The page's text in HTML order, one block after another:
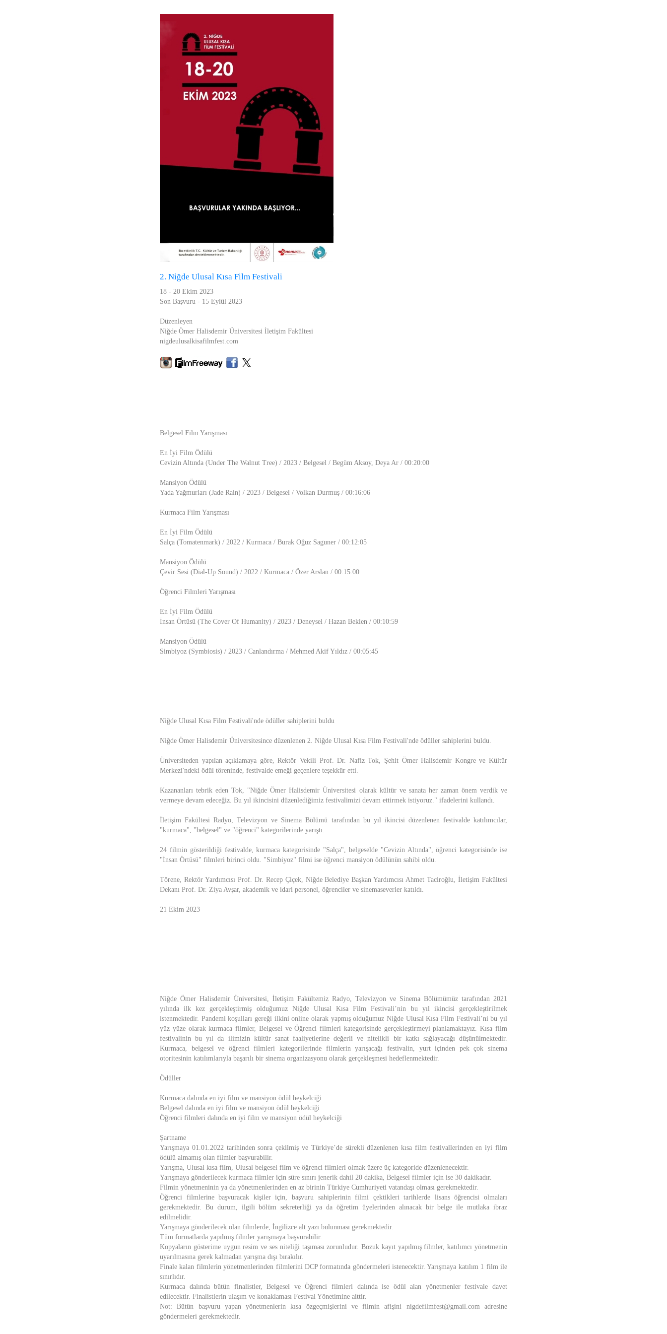
2. Niğde Ulusal Kısa Film Festivali
18 - 20 Ekim 2023
Son Başvuru - 15 Eylül 2023
Düzenleyen
Niğde Ömer Halisdemir Üniversitesi İletişim Fakültesi
nigdeulusalkisafilmfest.com
Belgesel Film Yarışması
En İyi Film Ödülü
Cevizin Altında (Under The Walnut Tree) / 2023 / Belgesel / Begüm Aksoy, Deya Ar / 00:20:00
Mansiyon Ödülü
Yada Yağmurları (Jade Rain) / 2023 / Belgesel / Volkan Durmuş / 00:16:06
Kurmaca Film Yarışması
En İyi Film Ödülü
Salça (Tomatenmark) / 2022 / Kurmaca / Burak Oğuz Saguner / 00:12:05
Mansiyon Ödülü
Çevir Sesi (Dial-Up Sound) / 2022 / Kurmaca / Özer Arslan / 00:15:00
Öğrenci Filmleri Yarışması
En İyi Film Ödülü
İnsan Örtüsü (The Cover Of Humanity) / 2023 / Deneysel / Hazan Beklen / 00:10:59
Mansiyon Ödülü
Simbiyoz (Symbiosis) / 2023 / Canlandırma / Mehmed Akif Yıldız / 00:05:45
Niğde Ulusal Kısa Film Festivali'nde ödüller sahiplerini buldu
Niğde Ömer Halisdemir Üniversitesince düzenlenen 2. Niğde Ulusal Kısa Film Festivali'nde ödüller sahiplerini buldu.
Üniversiteden yapılan açıklamaya göre, Rektör Vekili Prof. Dr. Nafiz Tok, Şehit Ömer Halisdemir Kongre ve Kültür
Merkezi'ndeki ödül töreninde, festivalde emeği geçenlere teşekkür etti.
Kazananları tebrik eden Tok, "Niğde Ömer Halisdemir Üniversitesi olarak kültür ve sanata her zaman önem verdik ve
vermeye devam edeceğiz. Bu yıl ikincisini düzenlediğimiz festivalimizi devam ettirmek istiyoruz." ifadelerini kullandı.
İletişim Fakültesi Radyo, Televizyon ve Sinema Bölümü tarafından bu yıl ikincisi düzenlenen festivalde katılımcılar,
"kurmaca", "belgesel" ve "öğrenci" kategorilerinde yarıştı.
24 filmin gösterildiği festivalde, kurmaca kategorisinde "Salça", belgeselde "Cevizin Altında", öğrenci kategorisinde ise
"İnsan Örtüsü" filmleri birinci oldu. "Simbiyoz" filmi ise öğrenci mansiyon ödülünün sahibi oldu.
Törene, Rektör Yardımcısı Prof. Dr. Recep Çiçek, Niğde Belediye Başkan Yardımcısı Ahmet Taciroğlu, İletişim Fakültesi
Dekanı Prof. Dr. Ziya Avşar, akademik ve idari personel, öğrenciler ve sinemaseverler katıldı.
21 Ekim 2023
Niğde Ömer Halisdemir Üniversitesi, İletişim Fakültemiz Radyo, Televizyon ve Sinema Bölümümüz tarafından 2021
yılında ilk kez gerçekleştirmiş olduğumuz Niğde Ulusal Kısa Film Festivali’nin bu yıl ikincisi gerçekleştirilmek
istenmektedir. Pandemi koşulları gereği ilkini online olarak yapmış olduğumuz Niğde Ulusal Kısa Film Festivali’ni bu yıl
yüz yüze olarak kurmaca filmler, Belgesel ve Öğrenci filmleri kategorisinde gerçekleştirmeyi planlamaktayız. Kısa film
festivalinin bu yıl da ilimizin kültür sanat faaliyetlerine değerli ve nitelikli bir katkı sağlayacağı düşünülmektedir.
Kurmaca, belgesel ve öğrenci filmleri kategorilerinde filmlerin yarışacağı festivalin, yurt içinden pek çok sinema
otoritesinin katılımlarıyla başarılı bir sinema organizasyonu olarak gerçekleşmesi hedeflenmektedir.
Ödüller
Kurmaca dalında en iyi film ve mansiyon ödül heykelciği
Belgesel dalında en iyi film ve mansiyon ödül heykelciği
Öğrenci filmleri dalında en iyi film ve mansiyon ödül heykelciği
Şartname
Yarışmaya 01.01.2022 tarihinden sonra çekilmiş ve Türkiye’de sürekli düzenlenen kısa film festivallerinden en iyi film
ödülü almamış olan filmler başvurabilir.
Yarışma, Ulusal kısa film, Ulusal belgesel film ve öğrenci filmleri olmak üzere üç kategoride düzenlenecektir.
Yarışmaya gönderilecek kurmaca filmler için süre sınırı jenerik dahil 20 dakika, Belgesel filmler için ise 30 dakikadır.
Filmin yönetmeninin ya da yönetmenlerinden en az birinin Türkiye Cumhuriyeti vatandaşı olması gerekmektedir.
Öğrenci filmlerine başvuracak kişiler için, başvuru sahiplerinin filmi çektikleri tarihlerde lisans öğrencisi olmaları
gerekmektedir. Bu durum, ilgili bölüm sekreterliği ya da öğretim üyelerinden alınacak bir belge ile mutlaka ibraz
edilmelidir.
Yarışmaya gönderilecek olan filmlerde, İngilizce alt yazı bulunması gerekmektedir.
Tüm formatlarda yapılmış filmler yarışmaya başvurabilir.
Kopyaların gösterime uygun resim ve ses niteliği taşıması zorunludur. Bozuk kayıt yapılmış filmler, katılımcı yönetmenin
uyarılmasına gerek kalmadan yarışma dışı bırakılır.
Finale kalan filmlerin yönetmenlerinden filmlerini DCP formatında göndermeleri istenecektir. Yarışmaya katılım 1 film ile
sınırlıdır.
Kurmaca dalında bütün finalistler, Belgesel ve Öğrenci filmleri dalında ise ödül alan yönetmenler festivale davet
edilecektir. Finalistlerin ulaşım ve konaklaması Festival Yönetimine aittir.
Not: Bütün başvuru yapan yönetmenlerin kısa özgeçmişlerini ve filmin afişini nigdefilmfest@gmail.com adresine
göndermeleri gerekmektedir.